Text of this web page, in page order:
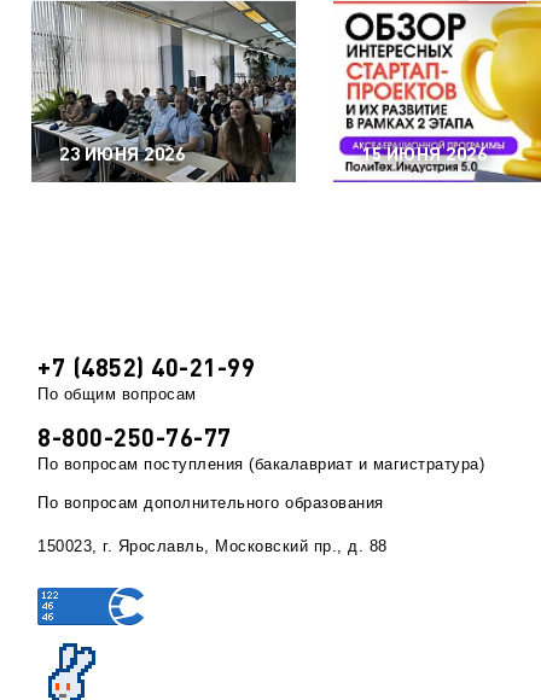
23 ИЮНЯ 2026 15 ИЮНЯ 2026
+7 (4852) 40-21-99
По общим вопросам
8-800-250-76-77
По вопросам поступления (бакалавриат и магистратура)
По вопросам дополнительного образования
150023, г. Ярославль, Московский пр., д. 88